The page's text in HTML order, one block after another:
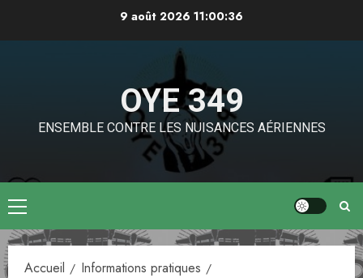
9 août 202611:00:37
OYE 349
ENSEMBLE CONTRE LES NUISANCES AÉRIENNES
Menu
principal
Accueil
Informations pratiques